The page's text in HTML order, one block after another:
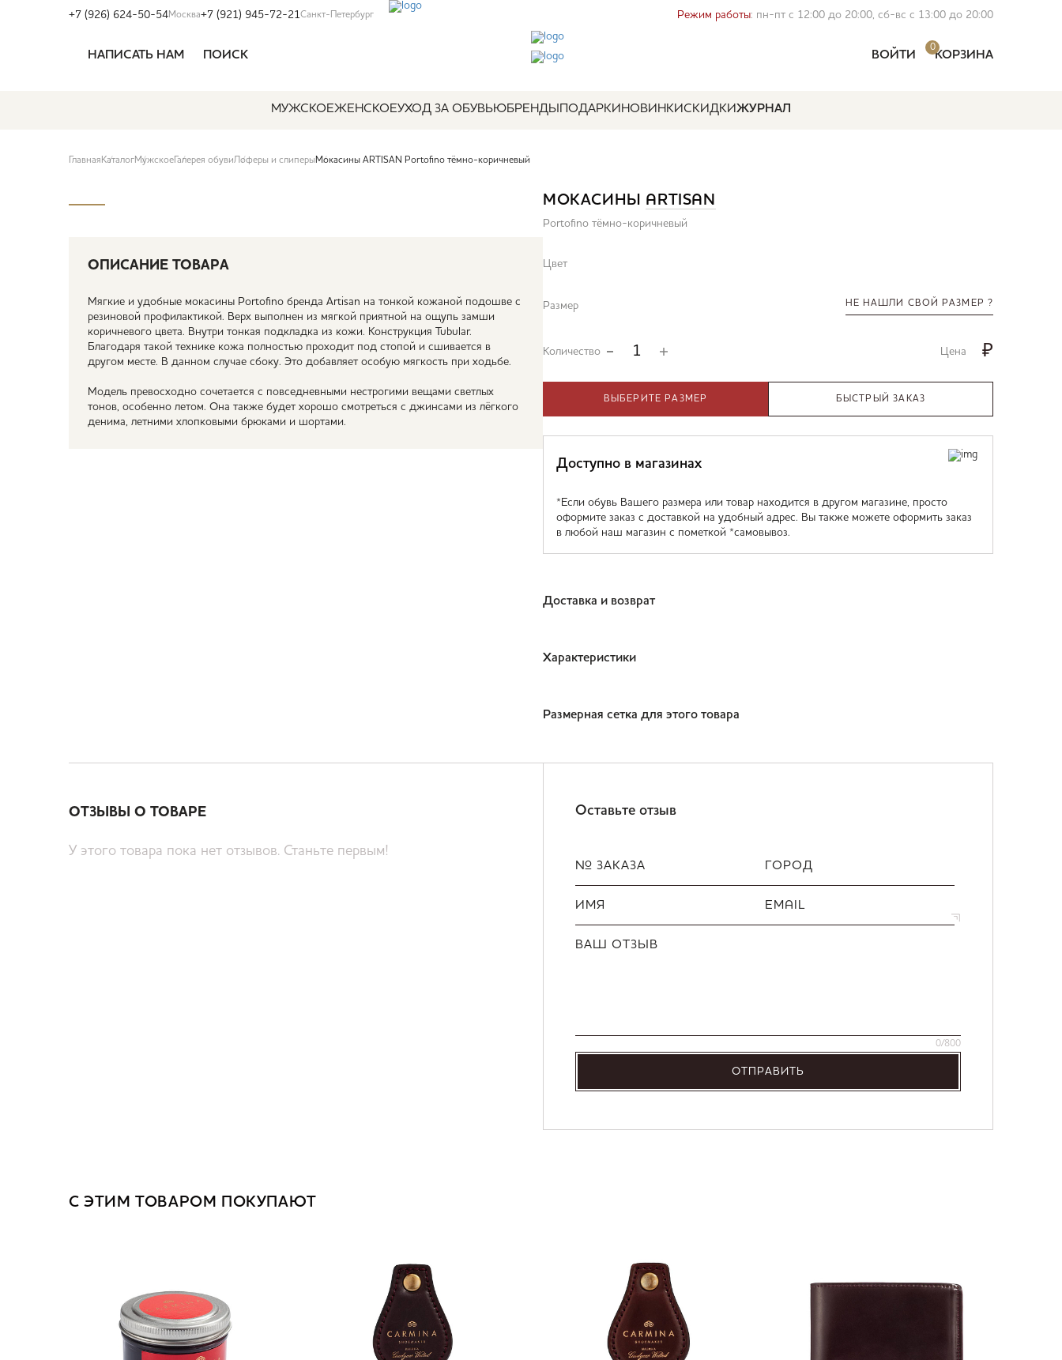
+7 (926) 624-50-54Москва+7 (921) 945-72-21Санкт-Петербург Режим работы: пн-пт с 12:00 до 20:00, сб-вс с 13:00 до 20:00
НАПИСАТЬ НАМ ПОИСК ВОЙТИ
0
КОРЗИНА
МУЖСКОЕЖЕНСКОЕУХОД ЗА ОБУВЬЮБРЕНДЫ ПОДАРКИ НОВИНКИСКИДКИЖУРНАЛ
Главная КаталогМужское Галерея обувиЛоферы и слиперыМокасины ARTISAN Portofino тёмно-коричневый
ОПИСАНИЕ ТОВАРА
Мягкие и удобные мокасины Portofino бренда Artisan на тонкой кожаной подошве с
резиновой профилактикой. Верх выполнен из мягкой приятной на ощупь замши
коричневого цвета. Внутри тонкая подкладка из кожи. Конструкция Tubular.
Благодаря такой технике кожа полностью проходит под стопой и сшивается в
другом месте. В данном случае сбоку. Это добавляет особую мягкость при ходьбе.
Модель превосходно сочетается с повседневными нестрогими вещами светлых
тонов, особенно летом. Она также будет хорошо смотреться с джинсами из лёгкого
денима, летними хлопковыми брюками и шортами.
МОКАСИНЫ ARTISAN
Portofino тёмно-коричневый
Цвет
Размер НЕ НАШЛИ СВОЙ РАЗМЕР ?
Количество Цена ₽
ВЫБЕРИТЕ РАЗМЕР БЫСТРЫЙ ЗАКАЗ
Доступно в магазинах
*Если обувь Вашего размера или товар находится в другом магазине, просто
оформите заказ с доставкой на удобный адрес. Вы также можете оформить заказ
в любой наш магазин с пометкой *самовывоз.
Доставка и возврат
Характеристики
Размерная сетка для этого товара
ОТЗЫВЫ О ТОВАРЕ
У этого товара пока нет отзывов. Станьте первым!
Оставьте отзыв
№ ЗАКАЗА ГОРОД
ИМЯ EMAIL
ВАШ ОТЗЫВ
0/800
ОТПРАВИТЬ
С ЭТИМ ТОВАРОМ ПОКУПАЮТ